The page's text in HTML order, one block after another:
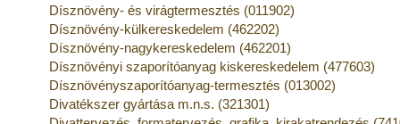
Dísznövény- és virágtermesztés (011902)
Dísznövény-külkereskedelem (462202)
Dísznövény-nagykereskedelem (462201)
Dísznövényi szaporítóanyag kiskereskedelem (477603)
Dísznövényszaporítóanyag-termesztés (013002)
Divatékszer gyártása m.n.s. (321301)